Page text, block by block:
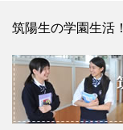
筑陽生の学園生活！